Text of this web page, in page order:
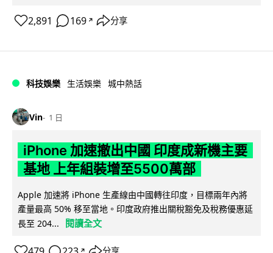
2,891 169 ↗ 分享
科技娛樂 生活娛樂 城中熱話
Vin 1 日
iPhone 加速撤出中國 印度成新機主要
基地 上年組裝增至5500萬部
Apple 加速將 iPhone 生產線由中國轉往印度，目標兩年內將
產量最高 50% 移至當地。印度政府推出關稅豁免及稅務優惠延
長至 204...
閱讀全文
↗